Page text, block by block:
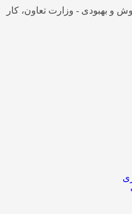
و بهبودی - وزارت تعاون، کار